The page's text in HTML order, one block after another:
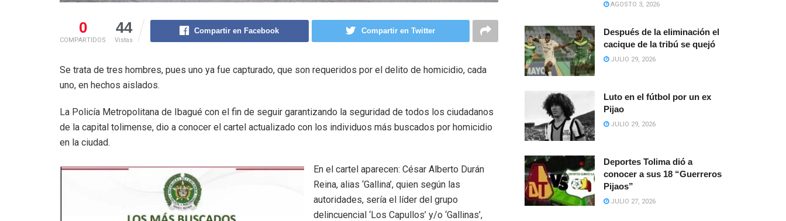
0
COMPARTIDOS
44
Vistas
Compartir en Facebook Compartir en Twitter
Se trata de tres hombres, pues uno ya fue capturado, que son requeridos por el delito de homicidio, cada
uno, en hechos aislados.
La Policía Metropolitana de Ibagué con el fin de seguir garantizando la seguridad de todos los ciudadanos
de la capital tolimense, dio a conocer el cartel actualizado con los individuos más buscados por homicidio
en la ciudad.
En el cartel aparecen: César Alberto Durán
Reina, alias ‘Gallina’, quien según las
autoridades, sería el líder del grupo
delincuencial ‘Los Capullos’ y/o ‘Gallinas’,
AGOSTO 3, 2026
Después de la eliminación el
cacique de la tribú se quejó
JULIO 29, 2026
Luto en el fútbol por un ex
Pijao
JULIO 29, 2026
Deportes Tolima dió a
conocer a sus 18 “Guerreros
Pijaos”
JULIO 27, 2026